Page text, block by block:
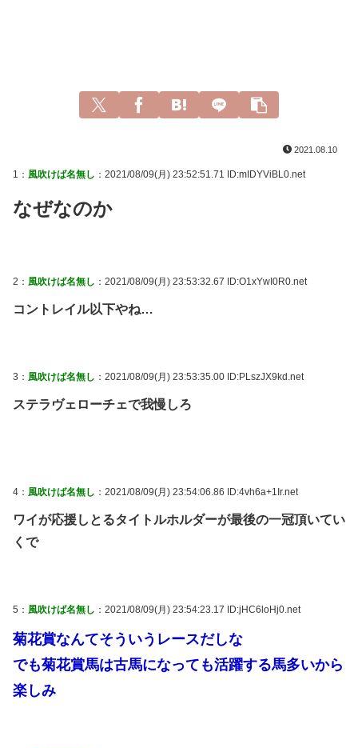
2021.08.10
1： 風吹けば名無し ：2021/08/09(月) 23:52:51.71 ID:mIDYViBL0.net
なぜなのか
2： 風吹けば名無し ：2021/08/09(月) 23:53:32.67 ID:O1xYwI0R0.net
コントレイル以下やね…
3： 風吹けば名無し ：2021/08/09(月) 23:53:35.00 ID:PLszJX9kd.net
ステラヴェローチェで我慢しろ
4： 風吹けば名無し ：2021/08/09(月) 23:54:06.86 ID:4vh6a+1Ir.net
ワイが応援しとるタイトルホルダーが最後の一冠頂いてい
くで
5： 風吹けば名無し ：2021/08/09(月) 23:54:23.17 ID:jHC6loHj0.net
菊花賞なんてそういうレースだしな
でも菊花賞馬は古馬になっても活躍する馬多いから
楽しみ